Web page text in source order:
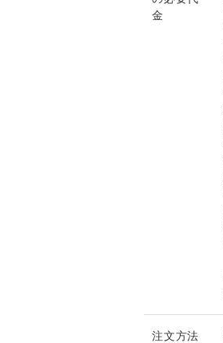
金
注文方法